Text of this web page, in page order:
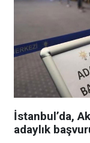
İstanbul’da,
adaylık